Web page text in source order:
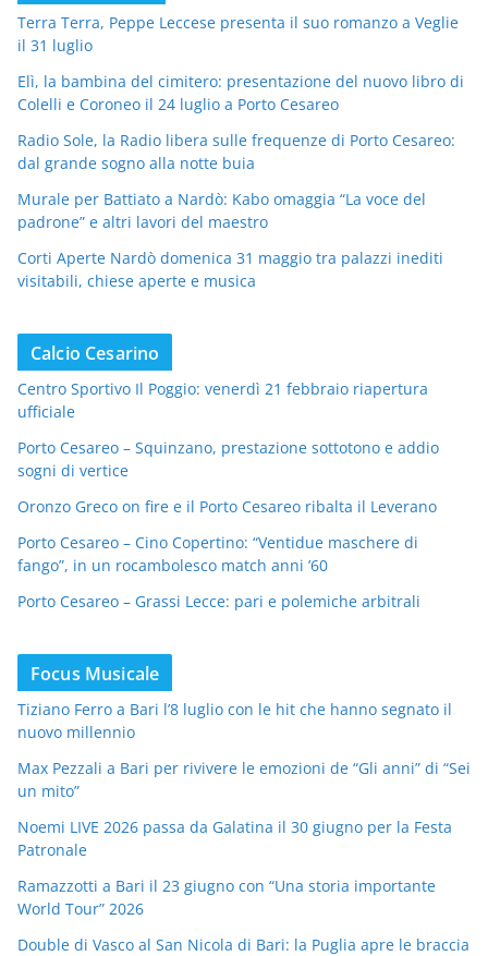
Terra Terra, Peppe Leccese presenta il suo romanzo a Veglie
il 31 luglio
Elì, la bambina del cimitero: presentazione del nuovo libro di
Colelli e Coroneo il 24 luglio a Porto Cesareo
Radio Sole, la Radio libera sulle frequenze di Porto Cesareo:
dal grande sogno alla notte buia
Murale per Battiato a Nardò: Kabo omaggia “La voce del
padrone” e altri lavori del maestro
Corti Aperte Nardò domenica 31 maggio tra palazzi inediti
visitabili, chiese aperte e musica
Calcio Cesarino
Centro Sportivo Il Poggio: venerdì 21 febbraio riapertura
ufficiale
Porto Cesareo – Squinzano, prestazione sottotono e addio
sogni di vertice
Oronzo Greco on fire e il Porto Cesareo ribalta il Leverano
Porto Cesareo – Cino Copertino: “Ventidue maschere di
fango”, in un rocambolesco match anni ’60
Porto Cesareo – Grassi Lecce: pari e polemiche arbitrali
Focus Musicale
Tiziano Ferro a Bari l’8 luglio con le hit che hanno segnato il
nuovo millennio
Max Pezzali a Bari per rivivere le emozioni de “Gli anni” di “Sei
un mito”
Noemi LIVE 2026 passa da Galatina il 30 giugno per la Festa
Patronale
Ramazzotti a Bari il 23 giugno con “Una storia importante
World Tour” 2026
Double di Vasco al San Nicola di Bari: la Puglia apre le braccia